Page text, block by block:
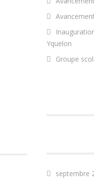
Yquelon
Groupe
septembre